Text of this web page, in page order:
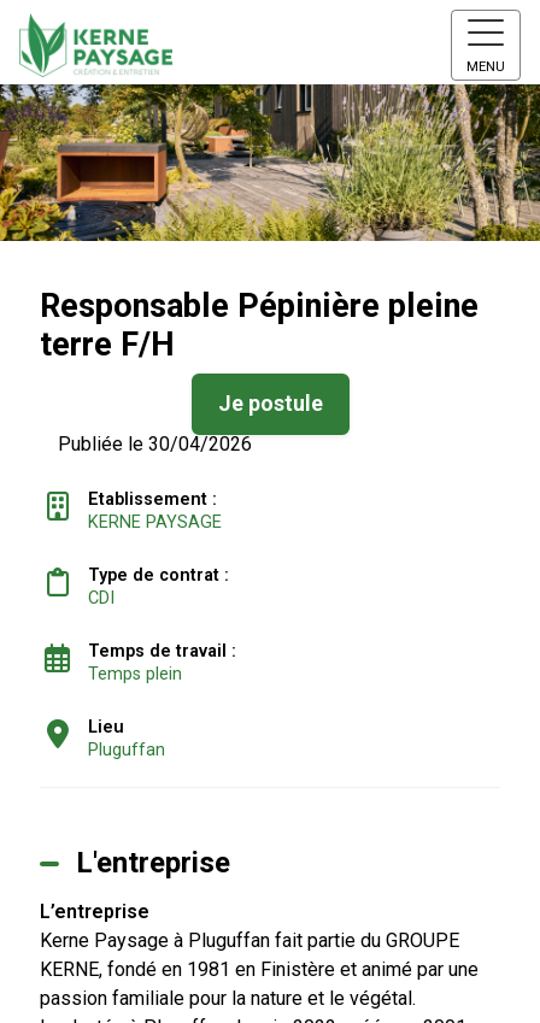
MENU
Responsable Pépinière pleine
terre F/H
Je postule
Publiée le 30/04/2026
Etablissement :
KERNE PAYSAGE
Type de contrat :
CDI
Temps de travail :
Temps plein
Lieu
Pluguffan
L'entreprise
L’entreprise
Kerne Paysage à Pluguffan fait partie du GROUPE
KERNE, fondé en 1981 en Finistère et animé par une
passion familiale pour la nature et le végétal.